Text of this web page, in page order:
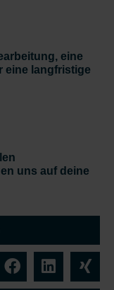
eine
eine langfristige
uns auf deine